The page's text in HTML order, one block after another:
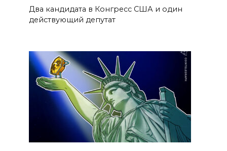
Два кандидата в Конгресс США и один
действующий депутат